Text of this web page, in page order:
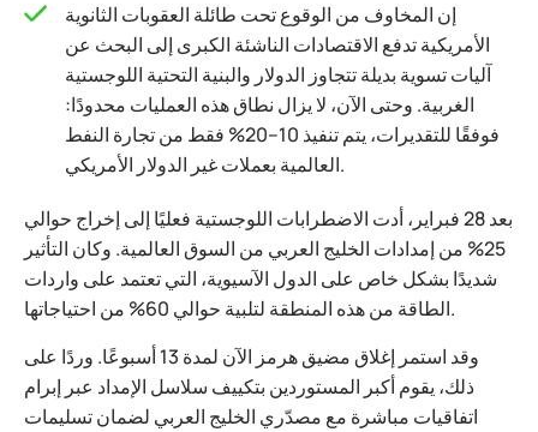
إن المخاوف من الوقوع تحت طائلة العقوبات الثانوية
الأمريكية تدفع الاقتصادات الناشئة الكبرى إلى البحث عن
آليات تسوية بديلة تتجاوز الدولار والبنية التحتية اللوجستية
الغربية. وحتى الآن، لا يزال نطاق هذه العمليات محدودًا:
فوفقًا للتقديرات، يتم تنفيذ 10–20% فقط من تجارة النفط
العالمية بعملات غير الدولار الأمريكي.
بعد 28 فبراير، أدت الاضطرابات اللوجستية فعليًا إلى إخراج حوالي
25% من إمدادات الخليج العربي من السوق العالمية. وكان التأثير
شديدًا بشكل خاص على الدول الآسيوية، التي تعتمد على واردات
الطاقة من هذه المنطقة لتلبية حوالي 60% من احتياجاتها.
وقد استمر إغلاق مضيق هرمز الآن لمدة 13 أسبوعًا. وردًا على
ذلك، يقوم أكبر المستوردين بتكييف سلاسل الإمداد عبر إبرام
اتفاقيات مباشرة مع مصدّري الخليج العربي لضمان تسليمات